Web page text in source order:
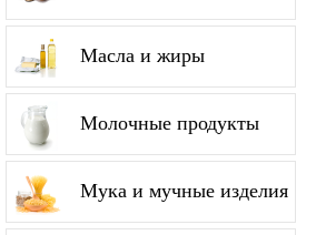
Масла и жиры
Молочные продукты
Мука и мучные изделия